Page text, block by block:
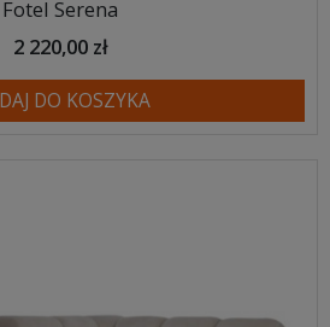
Fotel Serena
2 220,00 zł
DO KOSZYKA